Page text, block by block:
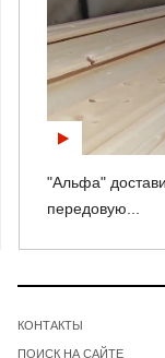
"Альфа"
передовую...
КОНТАКТЫ
ПОИСК НА САЙТЕ